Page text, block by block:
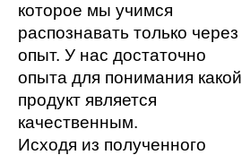
которое мы учимся
распознавать только через
опыт. У нас достаточно
опыта для понимания какой
продукт является
качественным.
Исходя из полученного